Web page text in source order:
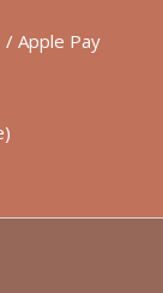
/ Apple Pay